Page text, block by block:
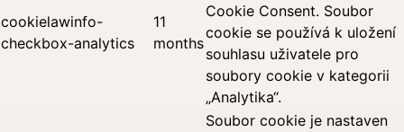
cookielawinfo-
checkbox-analytics
11
months
Cookie Consent. Soubor
cookie se používá k uložení
souhlasu uživatele pro
soubory cookie v kategorii
„Analytika“.
Soubor cookie je nastaven